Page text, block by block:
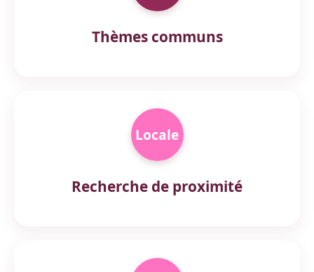
Thèmes communs
Locale
Recherche de proximité